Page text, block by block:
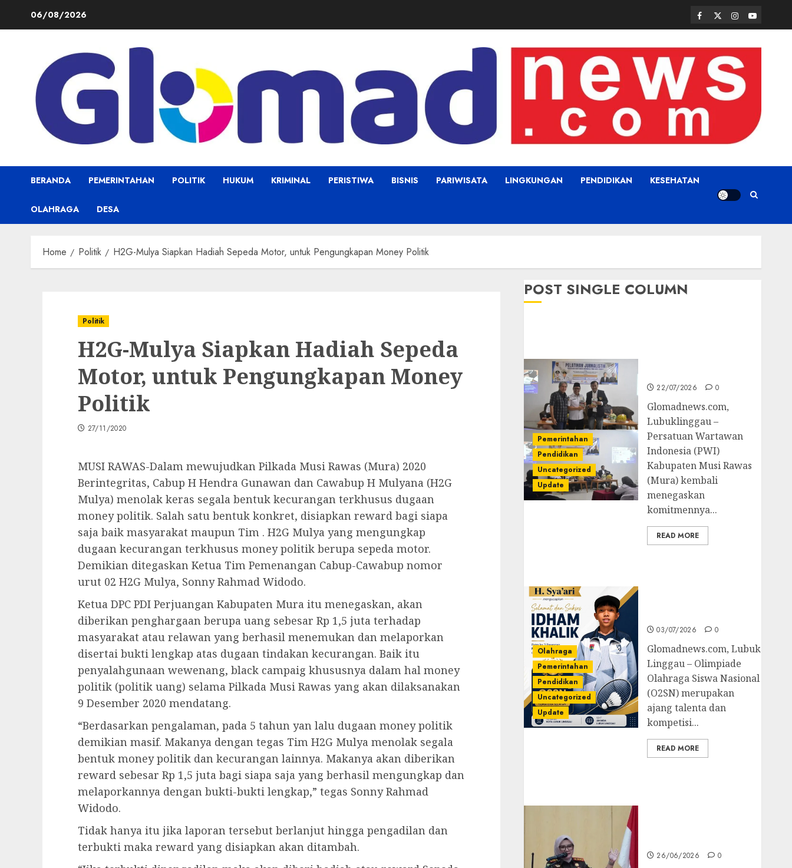
06/08/2026 Facebook
TwitterInstagram
Youtube
BERANDA PEMERINTAHAN POLITIK HUKUM KRIMINAL PERISTIWA BISNIS PARIWISATA LINGKUNGAN PENDIDIKAN KESEHATAN
OLAHRAGA DESA
Home Politik H2G-Mulya Siapkan Hadiah Sepeda Motor, untuk Pengungkapan Money Politik
Politik
H2G-Mulya Siapkan Hadiah Sepeda
Motor, untuk Pengungkapan Money
Politik
27/11/2020
MUSI RAWAS-Dalam mewujudkan Pilkada Musi Rawas (Mura) 2020
Berintegritas, Cabup H Hendra Gunawan dan Cawabup H Mulyana (H2G
Mulya) menolak keras segala bentuk kecurangan terkhusus dugaan
money politik. Salah satu bentuk konkret, disiapkan reward bagi siapa
saja baik masyarakat maupun Tim . H2G Mulya yang mengungkap
dugaan kecurangan terkhusus money politik berupa sepeda motor.
Demikian ditegaskan Ketua Tim Pemenangan Cabup-Cawabup nomor
urut 02 H2G Mulya, Sonny Rahmad Widodo.
Ketua DPC PDI Perjuangan Kabupaten Mura itu menegaskan, akan
diberikan penghargaan berupa uang sebesar Rp 1,5 juta terhadap
masyarakat atau relawan yang berhasil menemukan dan melaporkan
disertai bukti lengkap atas dugaan tindakan kecurangan. Baik itu
penyalahgunaan wewenang, black campaig khususnya dalam hal money
politik (politik uang) selama Pilkada Musi Rawas yang akan dilaksanakan
9 Desember 2020 mendatang.
“Berdasarkan pengalaman, pada 5 tahun yan lalu dugaan money politik
demikian masif. Makanya dengan tegas Tim H2G Mulya menolak segala
bentuk money politik dan kecurangan lainnya. Makanya akan diberikan
reward sebesar Rp 1,5 juta bagi siapa saja yang berhasil mengungkap dan
melaporkannya dengan bukti-bukti lengkap,” tegas Sonny Rahmad
Widodo.
Tidak hanya itu jika laporan tersebut berlanjut hingga pengadilan dan
terbukti maka reward yang disiapkan akan ditambah.
POST SINGLE COLUMN
Pemerintahan
Pendidikan
Uncategorized
Update
22/07/2026 0
Glomadnews.com,
Lubuklinggau –
Persatuan Wartawan
Indonesia (PWI)
Kabupaten Musi Rawas
(Mura) kembali
menegaskan
komitmennya...
READ MORE
Olahraga
Pemerintahan
Pendidikan
Uncategorized
Update
03/07/2026 0
Glomadnews.com, Lubuk
Linggau – Olimpiade
Olahraga Siswa Nasional
(O2SN) merupakan
ajang talenta dan
kompetisi...
READ MORE
26/06/2026 0